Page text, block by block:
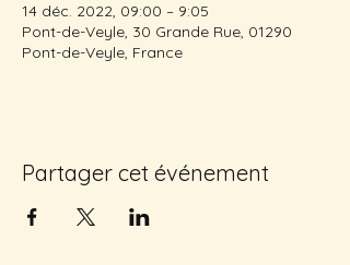
14 déc. 2022, 09:00 – 9:05
Pont-de-Veyle, 30 Grande Rue, 01290
Pont-de-Veyle, France
Partager cet événement